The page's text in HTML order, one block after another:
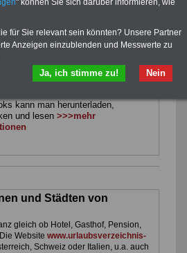
zehn Bücher als eBook
Tarifbeschäftigte des
Nordhrein-Westfalengeeignet:
ücher sind: Beamtenrecht,
Beihilferecht,
Rund ums Geld im
Nebentätigkeitsrecht, Frauen im
kann man herunterladen,
und lesen >>>mehr
und Städten von
gleich ob Hotel, Gasthof, Pension,
Website www.urlaubsverzeichnis-
Schweiz oder Italien, u.a. auch
" können Sie sich darüber informieren, wie
für Sie relevant sein könnten? Unsere Partner
Anzeigen einzublenden und Messwerte zu
Nein
Ja, ich stimme zu!